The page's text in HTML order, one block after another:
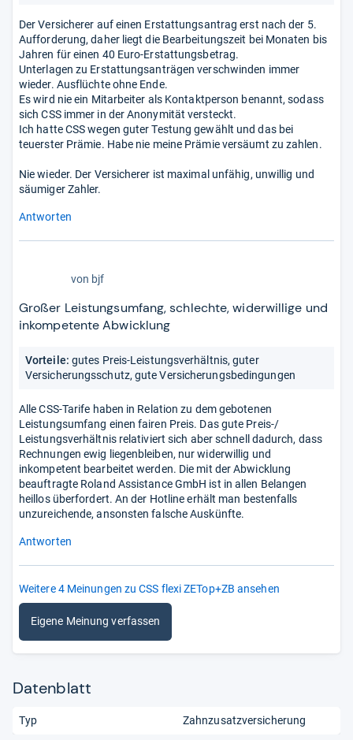
Der Versicherer auf einen Erstattungsantrag erst nach der 5.
Aufforderung, daher liegt die Bearbeitungszeit bei Monaten bis
Jahren für einen 40 Euro-Erstattungsbetrag.
Unterlagen zu Erstattungsanträgen verschwinden immer
wieder. Ausflüchte ohne Ende.
Es wird nie ein Mitarbeiter als Kontaktperson benannt, sodass
sich CSS immer in der Anonymität versteckt.
Ich hatte CSS wegen guter Testung gewählt und das bei
teuerster Prämie. Habe nie meine Prämie versäumt zu zahlen.
Nie wieder. Der Versicherer ist maximal unfähig, unwillig und
säumiger Zahler.
Antworten
5
Sternen
von bjf
Großer Leistungsumfang, schlechte, widerwillige und
inkompetente Abwicklung
Vorteile: gutes Preis-Leistungsverhältnis, guter
Versicherungsschutz, gute Versicherungsbedingungen
Alle CSS-Tarife haben in Relation zu dem gebotenen
Leistungsumfang einen fairen Preis. Das gute Preis-/
Leistungsverhältnis relativiert sich aber schnell dadurch, dass
Rechnungen ewig liegenbleiben, nur widerwillig und
inkompetent bearbeitet werden. Die mit der Abwicklung
beauftragte Roland Assistance GmbH ist in allen Belangen
heillos überfordert. An der Hotline erhält man bestenfalls
unzureichende, ansonsten falsche Auskünfte.
Antworten
Weitere 4 Meinungen zu CSS flexi ZETop+ZB ansehen
Eigene Meinung verfassen
Datenblatt
Typ Zahnzusatzversicherung